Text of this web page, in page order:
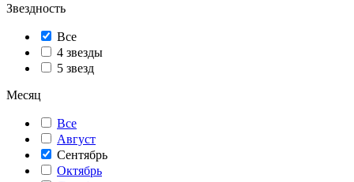
Звездность
Все
4 звезды
5 звезд
Месяц
Все
Август
Сентябрь
Октябрь